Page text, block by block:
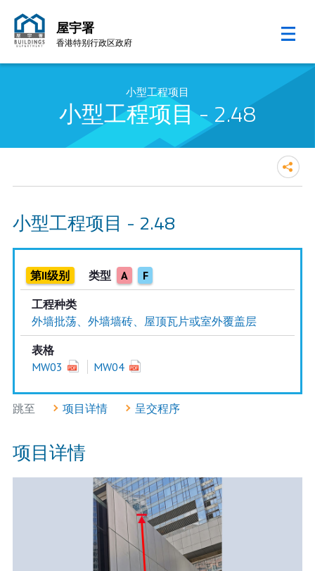
屋宇署
香港特别行政区政府
小型工程项目
小型工程项目 - 2.48
小型工程项目 - 2.48
第II级别 类型 A F
工程种类
外墙批荡、外墙墙砖、屋顶瓦片或室外覆盖层
表格
MW03
MW04
跳至 项目详情 呈交程序
项目详情